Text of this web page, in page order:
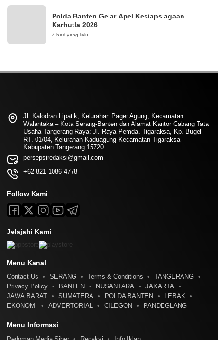
Polda Banten Gelar Apel Kesiapsiagaan
Karhutla 2026
4 hari yang lalu
Jl. Kalodran Lipatik, Kelurahan Pager Agung, Kecamatan
Walantaka – Kota Serang-Banten dan Alamat Kantor Cabang Tata
Usaha Tangerang Raya: Jl. Raya Pemda. Tigaraksa, Kp. Bugel
RT. 01/04, Kelurahan Kaduagung Kecamatan Tigaraksa-
Kabupaten Tangerang 15720
persepsiredaksi@gmail.com
+62 821-1086-4778
Follow Kami
Jelajahi Kami
Menu Kanal
Contact Us SERANG Terms & Conditions
TANGERANG
Privacy Policy
BANTEN NUSANTARA
JAKARTA
JAWA BARAT
SUMATERA POLDA BANTEN
LEBAK
EKONOMI
ADVERTORIAL CILEGON PANDEGLANG
Menu Informasi